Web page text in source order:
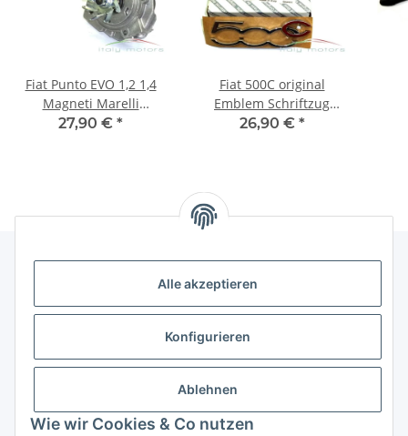
Alle akzeptieren
Konfigurieren
Ablehnen
Wie wir Cookies & Co nutzen
Fiat Punto EVO 1,2 1,4
Magneti Marelli
Wasserpumpe 81369
27,90 € *
Fiat 500C original
Emblem Schriftzug
Modellzeichen
26,90 € *